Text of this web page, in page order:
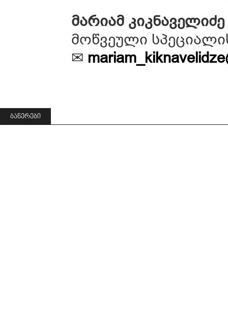
მარიამ კიკნაველიძე
მოწვეული
✉
ᲑᲐᲜᲔᲠᲔᲑᲘ